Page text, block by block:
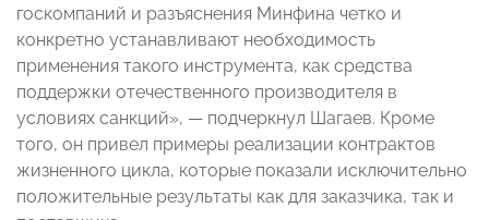
госкомпаний и разъяснения Минфина четко и
конкретно устанавливают необходимость
применения такого инструмента, как средства
поддержки отечественного производителя в
условиях санкций», — подчеркнул Шагаев. Кроме
того, он привел примеры реализации контрактов
жизненного цикла, которые показали исключительно
положительные результаты как для заказчика, так и